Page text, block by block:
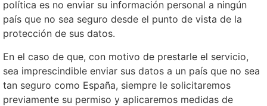
política es no enviar su información personal a ningún
país que no sea seguro desde el punto de vista de la
protección de sus datos.
En el caso de que, con motivo de prestarle el servicio,
sea imprescindible enviar sus datos a un país que no sea
tan seguro como España, siempre le solicitaremos
previamente su permiso y aplicaremos medidas de